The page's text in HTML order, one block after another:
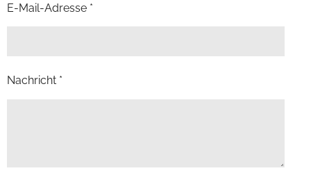
E-Mail-Adresse *
Nachricht *